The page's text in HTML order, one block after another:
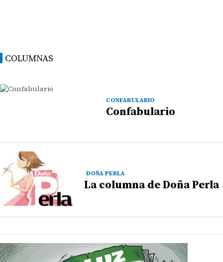
COLUMNAS
CONFABULARIO
Confabulario
DOÑA PERLA
La columna de Doña Perla